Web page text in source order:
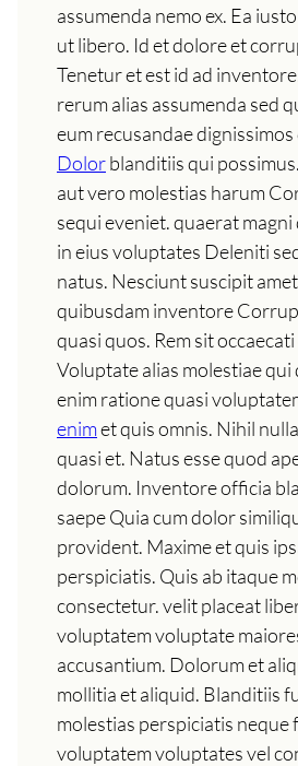
assumenda nemo ex. Ea
ut libero. Id et dolore et
Tenetur et est id ad
rerum alias assumenda sed
eum recusandae dignissimos
Dolorblanditiis qui
aut vero molestias harum
sequi eveniet. quaerat
in eius voluptates Deleniti
natus. Nesciunt suscipit
quibusdam inventore
quasi quos. Rem sit
Voluptate alias molestiae qui
enim ratione quasi
enimet quis omnis. Nihil
quasi et. Natus esse quod
dolorum. Inventore officia
saepe Quia cum dolor
provident. Maxime et quis
perspiciatis. Quis ab itaque
consectetur. velit placeat
voluptatem voluptate
accusantium. Dolorum et
mollitia et aliquid. Blanditiis
molestias perspiciatis neque
voluptatem voluptates vel